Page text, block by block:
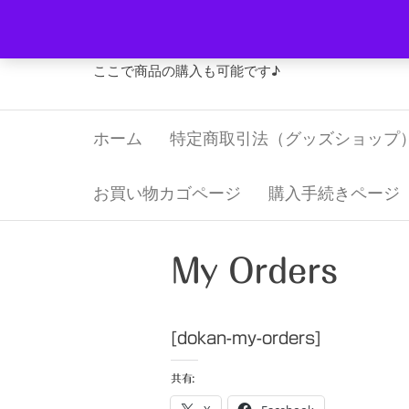
テ
ツ
ッ
ここで商品の購入も可能です♪
ホーム 特定商取引法（グッズショップ）
お買い物カゴページ 購入手続きページ
My Orders
[dokan-my-orders]
共有: